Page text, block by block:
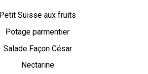
Petit Suisse aux fruits
Potage parmentier
Salade Façon César
Nectarine